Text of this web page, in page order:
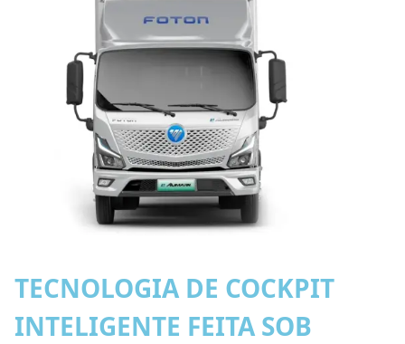
TECNOLOGIA DE COCKPIT
INTELIGENTE FEITA SOB